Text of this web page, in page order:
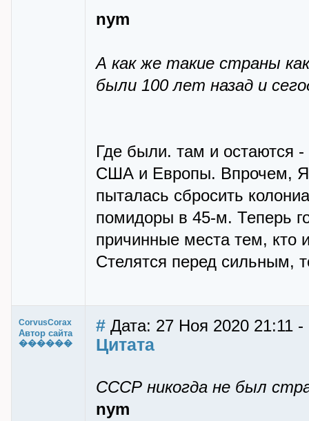
nym
А как же такие страны
были 100 лет назад и
Где были. там и остаются
США и Европы. Впрочем,
пыталась сбросить
помидоры в 45-м. Теперь
причинные места тем, кто
Стелятся перед сильным,
CorvusCorax
Автор сайта
������
# Дата: 27 Ноя 2020 21:11
Цитата
СССР никогда не был
nym